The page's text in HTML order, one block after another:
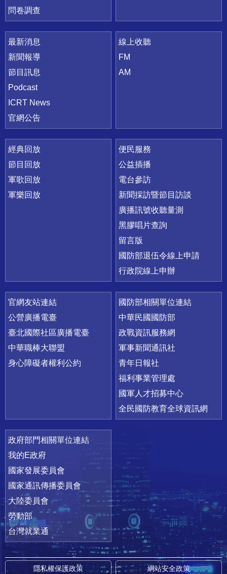
問卷調查
最新消息
新聞報導
節目訊息
Podcast
ICRT News
官網公告
線上收聽
FM
AM
經典回放
節目回放
軍歌回放
軍樂回放
便民服務
公益插播
電台參訪
新聞採訪暨節目訪談
廣播訊號收聽量測
黑膠唱片查詢
留言版
國防部退伍令線上申請
行政院線上申辦
官網友站連結
公營廣播電臺
臺北國際社區廣播電臺
中華職棒大聯盟
身心障礙者權利公約
國防部相關單位連結
中華民國國防部
政戰資訊服務網
軍事新聞通訊社
青年日報社
福利事業管理處
國軍人才招募中心
全民國防教育全球資訊網
政府部門相關單位連結
我的E政府
國家發展委員會
國家通訊傳播委員會
大陸委員會
勞動部
台灣就業通
隱私權保護政策 網站安全政策